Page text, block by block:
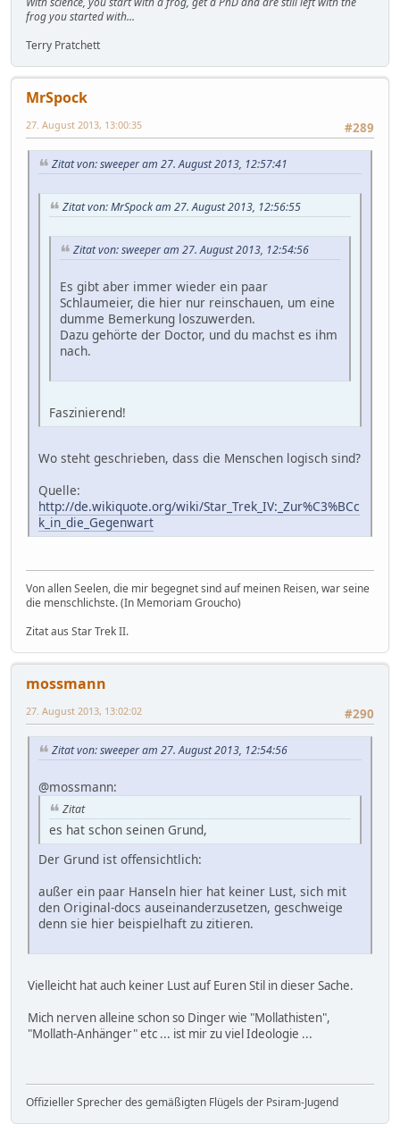
frog you started with...
Terry Pratchett
MrSpock
#289
27. August 2013, 13:00:35
Zitat von: sweeper am 27. August 2013, 12:57:41
Zitat von: MrSpock am 27. August 2013, 12:56:55
Zitat von: sweeper am 27. August 2013, 12:54:56
Es gibt aber immer wieder ein paar
Schlaumeier, die hier nur reinschauen, um eine
dumme Bemerkung loszuwerden.
Dazu gehörte der Doctor, und du machst es ihm
nach.
Faszinierend!
Wo steht geschrieben, dass die Menschen logisch sind?
Quelle:
http://de.wikiquote.org/wiki/Star_Trek_IV:_Zur%C3%BCc
k_in_die_Gegenwart
Von allen Seelen, die mir begegnet sind auf meinen Reisen, war seine
die menschlichste. (In Memoriam Groucho)
Zitat aus Star Trek II.
mossmann
#290
27. August 2013, 13:02:02
Zitat von: sweeper am 27. August 2013, 12:54:56
@mossmann:
Zitat
es hat schon seinen Grund,
Der Grund ist offensichtlich:
außer ein paar Hanseln hier hat keiner Lust, sich mit
den Original-docs auseinanderzusetzen, geschweige
denn sie hier beispielhaft zu zitieren.
Vielleicht hat auch keiner Lust auf Euren Stil in dieser Sache.
Mich nerven alleine schon so Dinger wie "Mollathisten",
"Mollath-Anhänger" etc ... ist mir zu viel Ideologie ...
Offizieller Sprecher des gemäßigten Flügels der Psiram-Jugend